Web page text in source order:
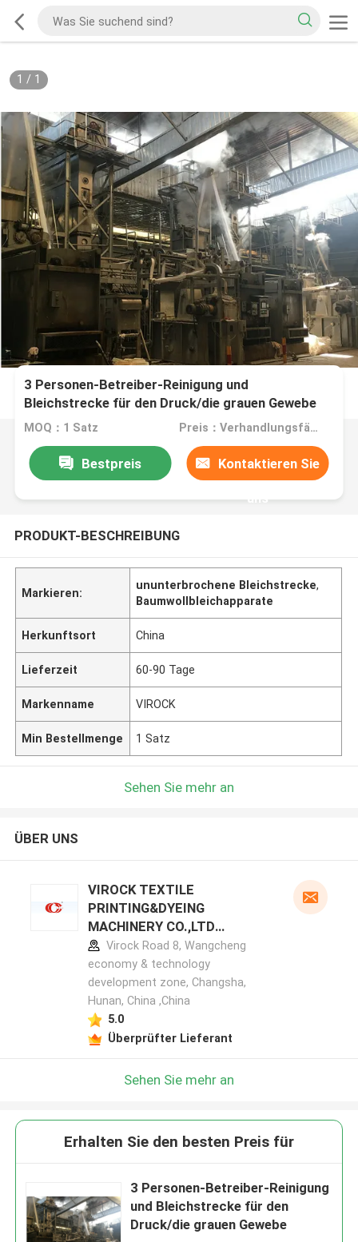
1 / 1
3 Personen-Betreiber-Reinigung und
Bleichstrecke für den Druck/die grauen Gewebe
MOQ：1 Satz Preis：Verhandlungsfähig
Bestpreis Kontaktieren Sie
uns
PRODUKT-BESCHREIBUNG
Markieren:
ununterbrochene Bleichstrecke,
Baumwollbleichapparate
Herkunftsort China
Lieferzeit 60-90 Tage
Markenname VIROCK
Min Bestellmenge 1 Satz
Sehen Sie mehr an
ÜBER UNS
VIROCK TEXTILE
PRINTING&DYEING
MACHINERY CO.,LTD
Herstellerprofil
Virock Road 8, Wangcheng
economy & technology
development zone, Changsha,
Hunan, China ,China
5.0
Überprüfter Lieferant
Sehen Sie mehr an
Erhalten Sie den besten Preis für
3 Personen-Betreiber-Reinigung
und Bleichstrecke für den
Druck/die grauen Gewebe